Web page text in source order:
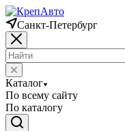
Санкт-Петербург
Каталог
По всему сайту
По каталогу